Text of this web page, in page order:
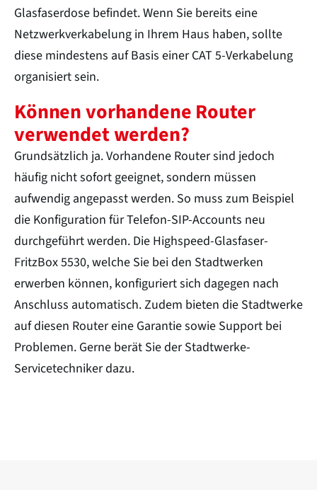
Glasfaserdose befindet. Wenn Sie bereits eine
Netzwerkverkabelung in Ihrem Haus haben, sollte
diese mindestens auf Basis einer CAT 5-Verkabelung
organisiert sein.
Können vorhandene Router
verwendet werden?
Grundsätzlich ja. Vorhandene Router sind jedoch
häufig nicht sofort geeignet, sondern müssen
aufwendig angepasst werden. So muss zum Beispiel
die Konfiguration für Telefon-SIP-Accounts neu
durchgeführt werden. Die Highspeed-Glasfaser-
FritzBox 5530, welche Sie bei den Stadtwerken
erwerben können, konfiguriert sich dagegen nach
Anschluss automatisch. Zudem bieten die Stadtwerke
auf diesen Router eine Garantie sowie Support bei
Problemen. Gerne berät Sie der Stadtwerke-
Servicetechniker dazu.